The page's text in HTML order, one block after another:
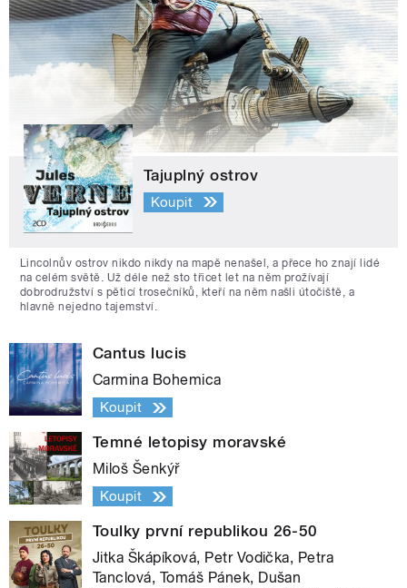
Tajuplný ostrov
Koupit
Lincolnův ostrov nikdo nikdy na mapě nenašel, a přece ho znají lidé
na celém světě. Už déle než sto třicet let na něm prožívají
dobrodružství s pěticí trosečníků, kteří na něm našli útočiště, a
hlavně nejedno tajemství.
Cantus lucis
Carmina Bohemica
Koupit
Temné letopisy moravské
Miloš Šenkýř
Koupit
Toulky první republikou 26-50
Jitka Škápíková, Petr Vodička, Petra
Tanclová, Tomáš Pánek, Dušan